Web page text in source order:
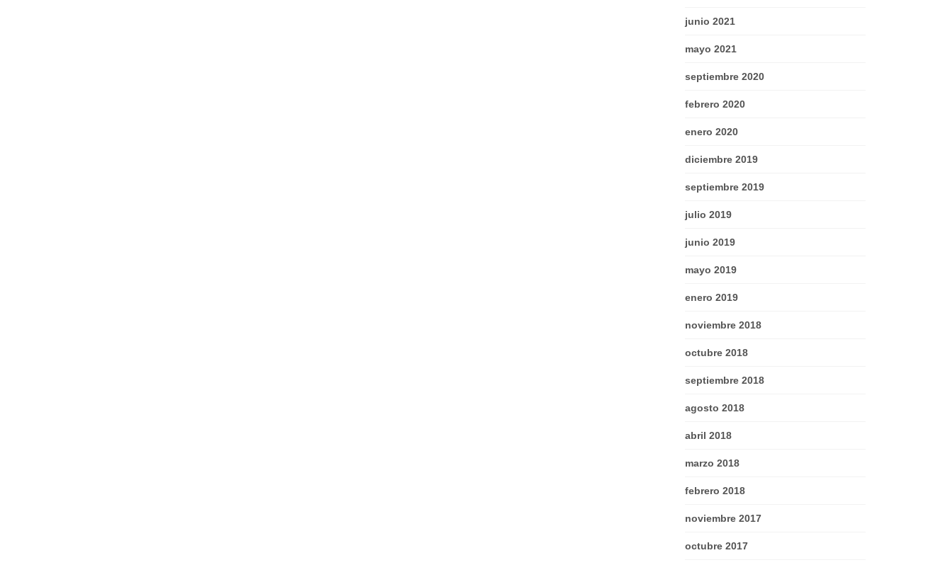
junio 2021
mayo 2021
septiembre 2020
febrero 2020
enero 2020
diciembre 2019
septiembre 2019
julio 2019
junio 2019
mayo 2019
enero 2019
noviembre 2018
octubre 2018
septiembre 2018
agosto 2018
abril 2018
marzo 2018
febrero 2018
noviembre 2017
octubre 2017